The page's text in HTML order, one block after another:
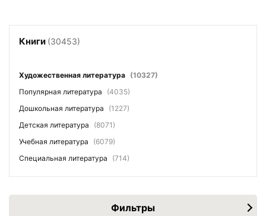
Книги (30453)
Художественная литература (10327)
Популярная литература
(4035)
Дошкольная литература
(1227)
Детская литература
(8071)
Учебная литература
(6079)
Специальная литература
(714)
Фильтры